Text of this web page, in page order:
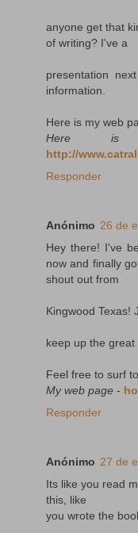
anyone get that
of writing? I've a
presentation
information.
Here is my web
Here is
http://
Responder
Anónimo 26 de
Hey there! I've
now and finally
shout out from
Kingwood Texas!
keep up the great
Feel free to surf
My web page -
Responder
Anónimo 27 de
Its like you read
this, like
you wrote the